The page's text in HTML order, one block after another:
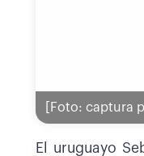
[Foto: captura
El uruguayo